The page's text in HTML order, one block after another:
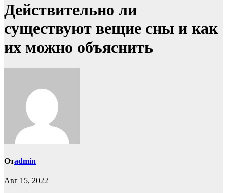
Действительно ли
существуют вещие сны и как
их можно объяснить
Отadmin
Авг 15, 2022